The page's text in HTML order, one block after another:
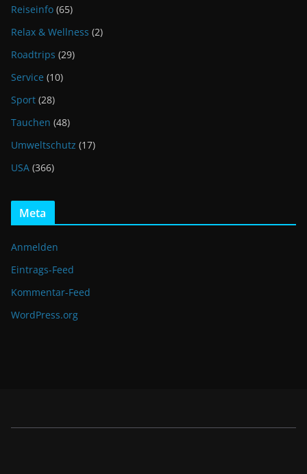
Reiseinfo (65)
Relax & Wellness (2)
Roadtrips (29)
Service (10)
Sport (28)
Tauchen (48)
Umweltschutz (17)
USA (366)
Meta
Anmelden
Eintrags-Feed
Kommentar-Feed
WordPress.org